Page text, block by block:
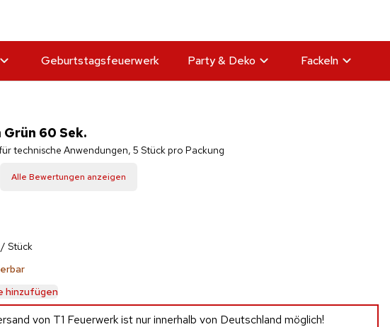
Geburtstagsfeuerwerk Party & Deko Fackeln
60 Sek.
technische Anwendungen, 5 Stück pro Packung
Alle Bewertungen anzeigen
Stück
hinzufügen
von T1 Feuerwerk ist nur innerhalb von Deutschland möglich!